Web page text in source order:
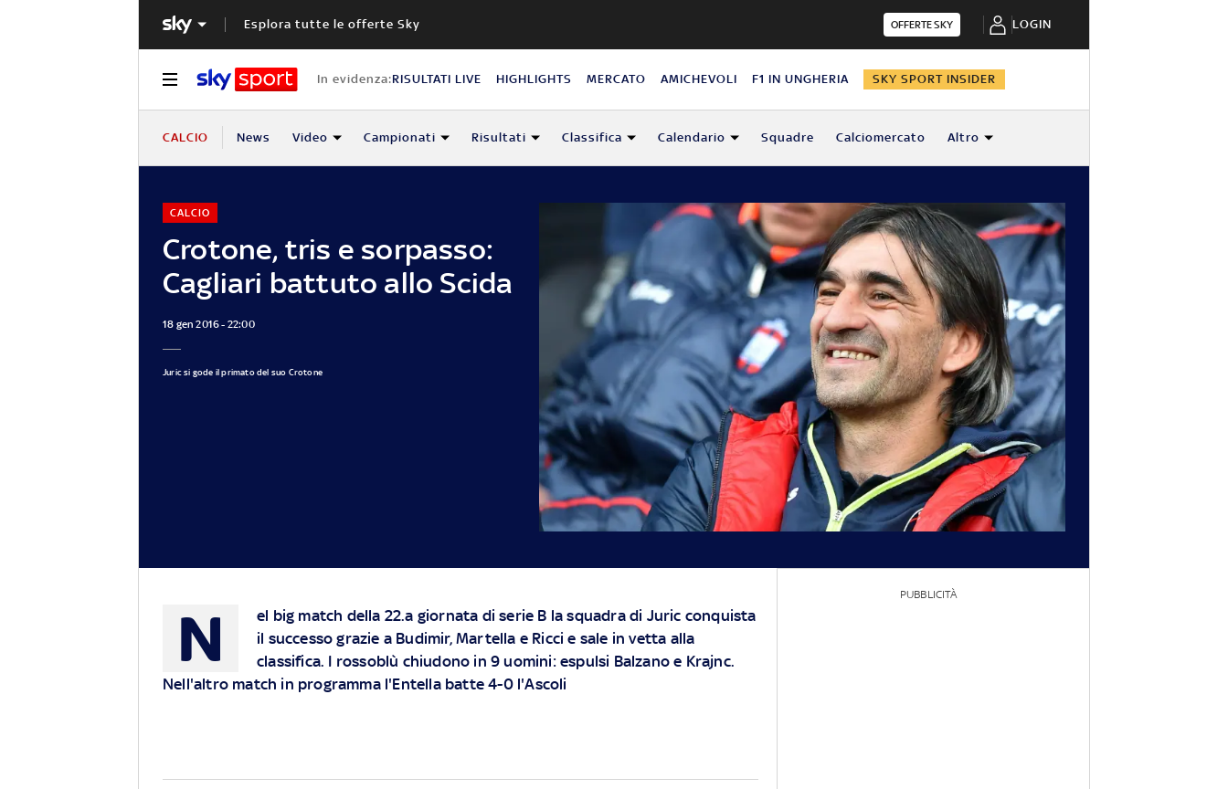
Esplora tutte le offerte Sky OFFERTE SKY LOGIN
In evidenza:RISULTATI LIVE HIGHLIGHTS MERCATO AMICHEVOLI F1 IN UNGHERIA SKY SPORT INSIDER
CALCIO News Video Campionati Risultati Classifica Calendario Squadre Calciomercato Altro
Crotone, tris e sorpasso:
Cagliari battuto allo Scida
CALCIO
18 gen 2016 - 22:00
Juric si gode il primato del suo Crotone
N
el big match della 22.a giornata di serie B la squadra di Juric conquista
il successo grazie a Budimir, Martella e Ricci e sale in vetta alla
classifica. I rossoblù chiudono in 9 uomini: espulsi Balzano e Krajnc.
Nell'altro match in programma l'Entella batte 4-0 l'Ascoli
PUBBLICITÀ